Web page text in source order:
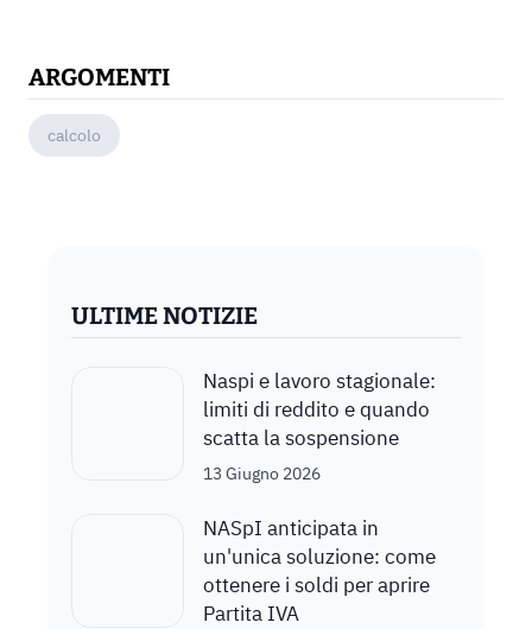
ARGOMENTI
calcolo
ULTIME NOTIZIE
Naspi e lavoro stagionale:
limiti di reddito e quando
scatta la sospensione
13 Giugno 2026
NASpI anticipata in
un'unica soluzione: come
ottenere i soldi per aprire
Partita IVA